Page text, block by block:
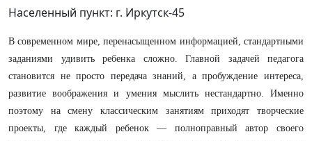
Населенный пункт: г. Иркутск-45
В современном мире, перенасыщенном информацией, стандартными
заданиями удивить ребенка сложно. Главной задачей педагога
становится не просто передача знаний, а пробуждение интереса,
развитие воображения и умения мыслить нестандартно. Именно
поэтому на смену классическим занятиям приходят творческие
проекты, где каждый ребенок — полноправный автор своего